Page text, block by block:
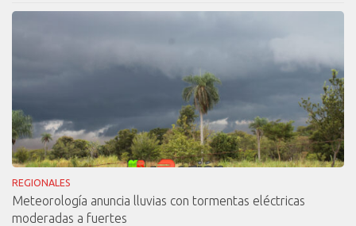
REGIONALES
Meteorología anuncia lluvias con tormentas eléctricas
moderadas a fuertes